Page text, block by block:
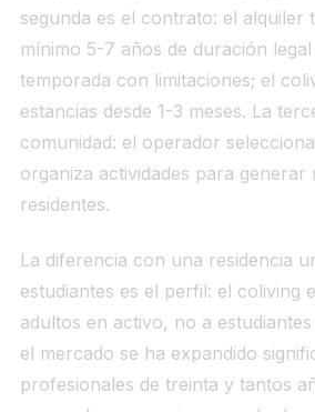
segunda es el contrato: el alquiler
mínimo 5-7 años de duración
temporada con limitaciones; el
estancias desde 1-3 meses. La
comunidad: el operador
organiza actividades para generar
residentes.
La diferencia con una residencia
estudiantes es el perfil: el coliving
adultos en activo, no a
el mercado se ha expandido
profesionales de treinta y tantos